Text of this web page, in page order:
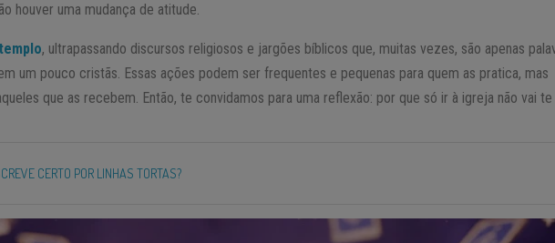
houver uma mudança de atitude.
templo, ultrapassando discursos religiosos e jargões bíblicos que, muitas vezes, são apenas
um pouco cristãs. Essas ações podem ser frequentes e pequenas para quem as pratica, mas
que as recebem. Então, te convidamos para uma reflexão: por que só ir à igreja não vai te
CERTO POR LINHAS TORTAS?